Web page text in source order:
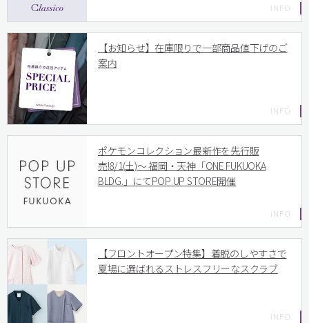
【お知らせ】在庫限りで一部商品値下げのご
案内
ポケモンコレクション最新作を先行販
売!8/1(土)〜 福岡・天神「ONE FUKUOKA
BLDG.」にてPOP UP STORE開催
【フロントオープン特集】着脱のしやすさで
夏場に選ばれるストレスフリーなスクラブ